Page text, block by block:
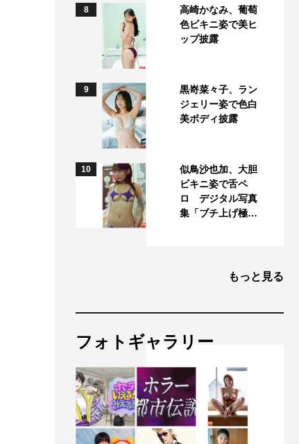
8
高崎かなみ、葡萄
色ビキニ姿で美ヒ
ップ披露
9
黒嵜菜々子、ラン
ジェリー姿で色白
美ボディ披露
10
似鳥沙也加、大胆
ビキニ姿で舌ペ
ロ デジタル写真
集「ブチ上げ極…
もっと見る
フォトギャラリー